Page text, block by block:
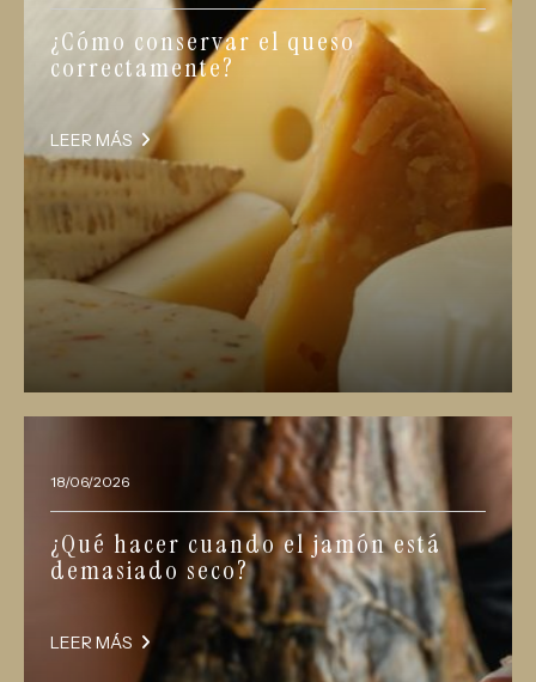
¿Cómo conservar el queso
correctamente?
LEER MÁS
18/06/2026
¿Qué hacer cuando el jamón está
demasiado seco?
LEER MÁS